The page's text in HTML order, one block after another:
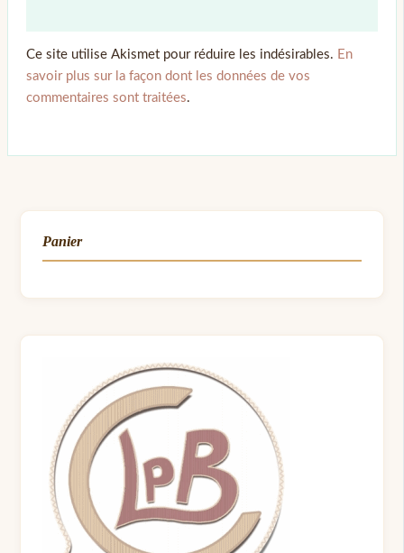
Ce site utilise Akismet pour réduire les indésirables. En
savoir plus sur la façon dont les données de vos
commentaires sont traitées.
Panier